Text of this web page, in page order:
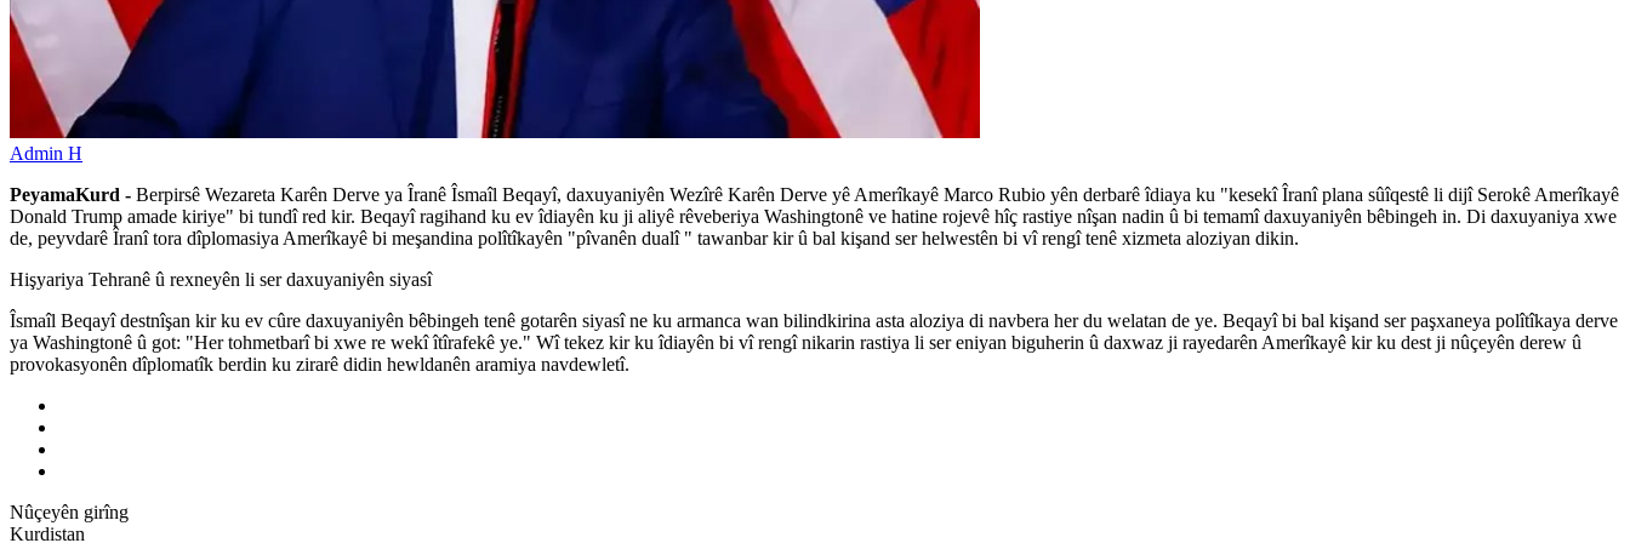
Admin H
PeyamaKurd - Berpirsê Wezareta Karên Derve ya Îranê Îsmaîl Beqayî, daxuyaniyên Wezîrê Karên Derve yê Amerîkayê Marco Rubio yên derbarê îdiaya ku "kesekî Îranî plana sûîqestê li dijî Serokê Amerîkayê
Donald Trump amade kiriye" bi tundî red kir. Beqayî ragihand ku ev îdiayên ku ji aliyê rêveberiya Washingtonê ve hatine rojevê hîç rastiye nîşan nadin û bi temamî daxuyaniyên bêbingeh in. Di daxuyaniya xwe
de, peyvdarê Îranî tora dîplomasiya Amerîkayê bi meşandina polîtîkayên "pîvanên dualî " tawanbar kir û bal kişand ser helwestên bi vî rengî tenê xizmeta aloziyan dikin.
Hişyariya Tehranê û rexneyên li ser daxuyaniyên siyasî
Îsmaîl Beqayî destnîşan kir ku ev cûre daxuyaniyên bêbingeh tenê gotarên siyasî ne ku armanca wan bilindkirina asta aloziya di navbera her du welatan de ye. Beqayî bi bal kişand ser paşxaneya polîtîkaya derve
ya Washingtonê û got: "Her tohmetbarî bi xwe re wekî îtîrafekê ye." Wî tekez kir ku îdiayên bi vî rengî nikarin rastiya li ser eniyan biguherin û daxwaz ji rayedarên Amerîkayê kir ku dest ji nûçeyên derew û
provokasyonên dîplomatîk berdin ku zirarê didin hewldanên aramiya navdewletî.
Nûçeyên girîng
Kurdistan